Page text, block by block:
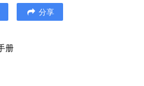
分享
册